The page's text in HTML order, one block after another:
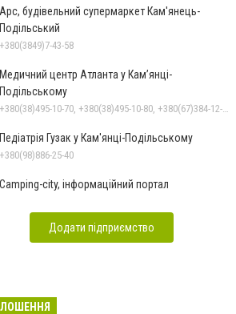
Арс, будівельний супермаркет Кам'янець-
Подільський
+380(3849)7-43-58
Медичний центр Атланта у Кам’янці-
Подільському
+380(38)495-10-70, +380(38)495-10-80, +380(67)384-12-07
Педіатрія Гузак у Кам'янці-Подільському
+380(98)886-25-40
Camping-city, інформаційний портал
Додати підприємство